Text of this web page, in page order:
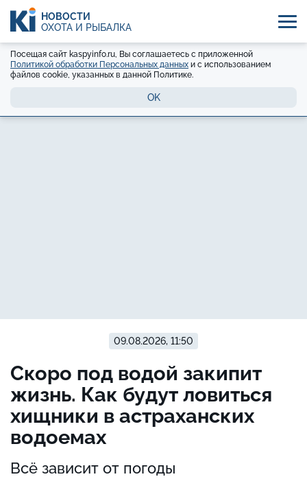
НОВОСТИ
ОХОТА И РЫБАЛКА
Посещая сайт kaspyinfo.ru, Вы соглашаетесь с приложенной
Политикой обработки Персональных данных и с использованием
файлов cookie, указанных в данной Политике.
OK
09.08.2026, 11:50
Скоро под водой закипит
жизнь. Как будут ловиться
хищники в астраханских
водоемах
Всё зависит от погоды